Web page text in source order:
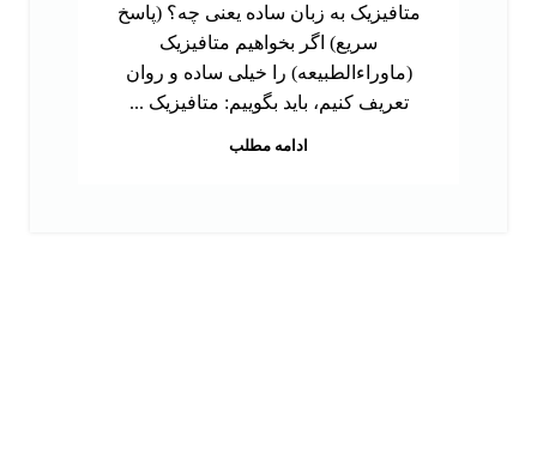
متافیزیک به زبان ساده یعنی چه؟ (پاسخ
سریع) اگر بخواهیم متافیزیک
(ماوراءالطبیعه) را خیلی ساده و روان
تعریف کنیم، باید بگوییم: متافیزیک ...
ادامه مطلب